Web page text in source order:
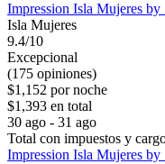
Impression Isla Mujeres
Isla Mujeres
9.4/10
Excepcional
(175 opiniones)
$1,152 por noche
$1,393 en total
30 ago - 31 ago
Total con impuestos y
Impression Isla Mujeres